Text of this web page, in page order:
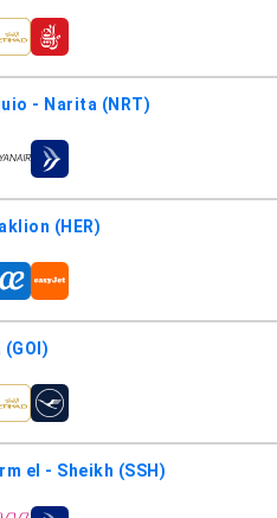
- Narita (NRT)
(HER)
(GOI)
el - Sheikh (SSH)